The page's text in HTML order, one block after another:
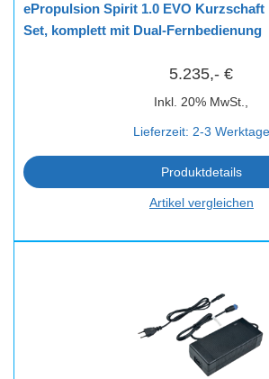
ePropulsion Spirit 1.0 EVO
Set, komplett mit Dual-Fernbedienung
5.235,- €
Inkl. 20% MwSt.,
Lieferzeit: 2-3 Werktage
Produktdetails
Artikel vergleichen